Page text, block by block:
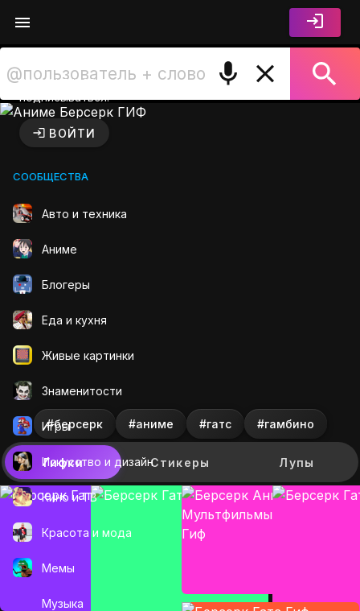
комментировать и
подписываться.
ВОЙТИ
СООБЩЕСТВА
Авто и техника
Аниме
Блогеры
Еда и кухня
Живые картинки
Знаменитости
Игры
Искусcтво и дизайн
Кино и ТВ
Красота и мода
Мемы
Музыка
Аниме Берсерк ГИФ на
#берсерк #аниме #гатс #гамбино
Гифки Стикеры Лупы